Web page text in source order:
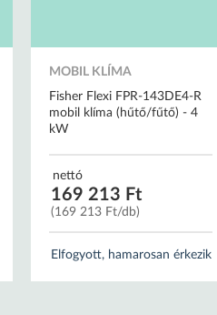
MOBIL KLÍMA
Fisher Flexi FPR-143DE4-R
mobil klíma (hűtő/fűtő) - 4
kW
nettó
169 213 Ft
(169 213 Ft/db)
Elfogyott, hamarosan érkezik